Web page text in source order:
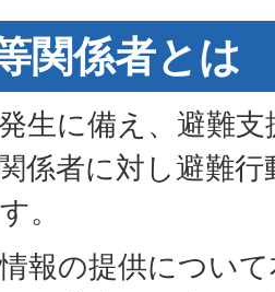
関係者とは
生に備え、避難
係者に対し避難
。
報の提供につい